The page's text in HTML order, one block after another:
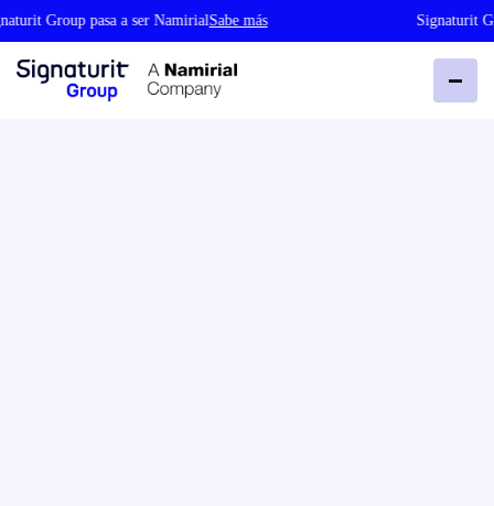
Group pasa a ser NamirialSabe más Signaturit